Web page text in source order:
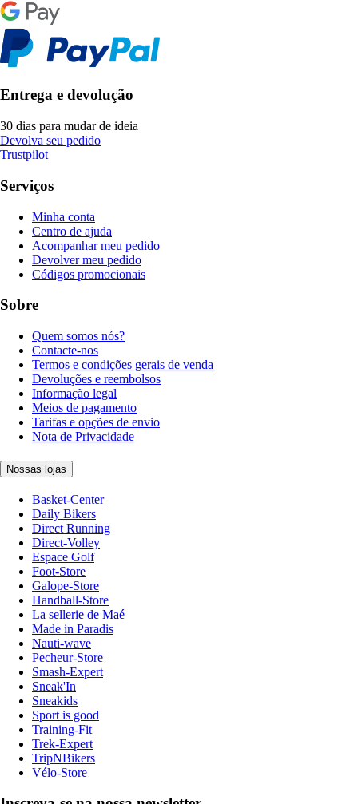
Entrega e devolução
30 dias para mudar de ideia
Devolva seu pedido
Trustpilot
Serviços
Minha conta
Centro de ajuda
Acompanhar meu pedido
Devolver meu pedido
Códigos promocionais
Sobre
Quem somos nós?
Contacte-nos
Termos e condições gerais de venda
Devoluções e reembolsos
Informação legal
Meios de pagamento
Tarifas e opções de envio
Nota de Privacidade
Nossas lojas
Basket-Center
Daily Bikers
Direct Running
Direct-Volley
Espace Golf
Foot-Store
Galope-Store
Handball-Store
La sellerie de Maé
Made in Paradis
Nauti-wave
Pecheur-Store
Smash-Expert
Sneak'In
Sneakids
Sport is good
Training-Fit
Trek-Expert
TripNBikers
Vélo-Store